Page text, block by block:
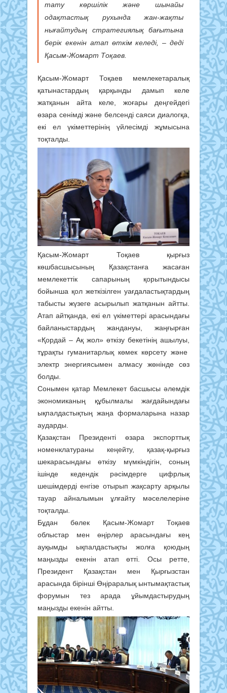
тату көршілік және шынайы
одақтастық рухында жан-жақты
нығайтудың стратегиялық бағытына
берік екенін атап өткім келеді, – деді
Қасым-Жомарт Тоқаев.
Қасым-Жомарт Тоқаев мемлекетаралық
қатынастардың қарқынды дамып келе
жатқанын айта келе, жоғары деңгейдегі
өзара сенімді және белсенді саяси диалогқа,
екі ел үкіметтерінің үйлесімді жұмысына
тоқталды.
Қасым-Жомарт Тоқаев қырғыз
көшбасшысының Қазақстанға жасаған
мемлекеттік сапарының қорытындысы
бойынша қол жеткізілген уағдаластықтардың
табысты жүзеге асырылып жатқанын айтты.
Атап айтқанда, екі ел үкіметтері арасындағы
байланыстардың жандануы, жаңғырған
«Қордай – Ақ жол» өткізу бекетінің ашылуы,
тұрақты гуманитарлық көмек көрсету және
электр энергиясымен алмасу жөнінде сөз
болды.
Сонымен қатар Мемлекет басшысы әлемдік
экономиканың құбылмалы жағдайындағы
ықпалдастықтың жаңа формаларына назар
аударды.
Қазақстан Президенті өзара экспорттық
номенклатураны кеңейту, қазақ-қырғыз
шекарасындағы өткізу мүмкіндігін, соның
ішінде кедендік рәсімдерге цифрлық
шешімдерді енгізе отырып жақсарту арқылы
тауар айналымын ұлғайту мәселелеріне
тоқталды.
Бұдан бөлек Қасым-Жомарт Тоқаев
облыстар мен өңірлер арасындағы кең
ауқымды ықпалдастықты жолға қоюдың
маңызды екенін атап өтті. Осы ретте,
Президент Қазақстан мен Қырғызстан
арасында бірінші Өңіраралық ынтымақтастық
форумын тез арада ұйымдастырудың
маңызды екенін айтты.